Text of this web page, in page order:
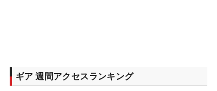
ギア 週間アクセスランキング